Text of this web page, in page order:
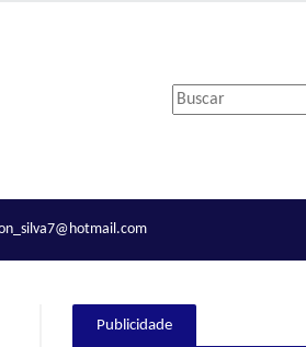
Publicidade